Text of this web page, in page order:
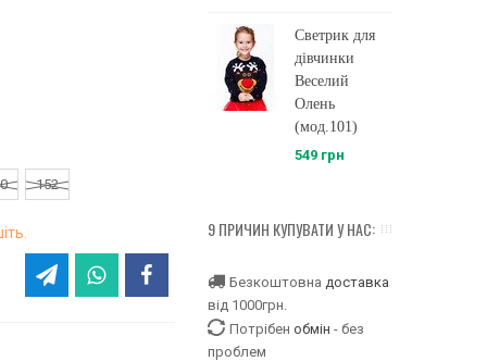
152
Светрик для
дівчинки
Веселий
Олень
(мод.101)
549 грн
9 ПРИЧИН КУПУВАТИ У НАС:
Безкоштовна доставка
від 1000грн.
Потрібен обмін - без
проблем